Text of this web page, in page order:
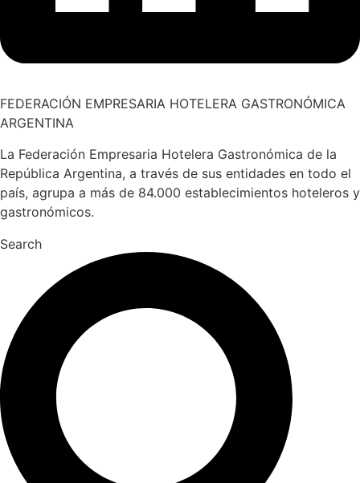
FEDERACIÓN EMPRESARIA HOTELERA GASTRONÓMICA
ARGENTINA
La Federación Empresaria Hotelera Gastronómica de la
República Argentina, a través de sus entidades en todo el
país, agrupa a más de 84.000 establecimientos hoteleros y
gastronómicos.
Search